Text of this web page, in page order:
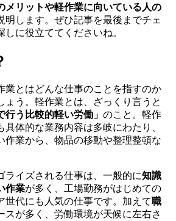
メリットや軽作業に向いている人の
明します。ぜひ記事を最後までチェ
しに役立ててくださいね。
業とはどんな仕事のことを指すのか
ょう。軽作業とは、ざっくり言うと
行う比較的軽い労働」 のこと。軽作
具体的な業務内容は多岐にわたり、
作業から、物品の移動や整理整頓な
ライズされる仕事は、一般的に知識
作業が多く、工場勤務がはじめての
世代にも人気の仕事です。加えて職
スが多く、労働環境が天候に左右さ